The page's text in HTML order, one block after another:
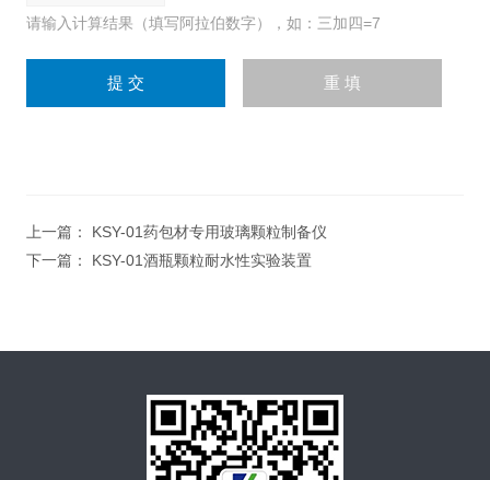
请输入计算结果（填写阿拉伯数字），如：三加四=7
上一篇： KSY-01药包材专用玻璃颗粒制备仪
下一篇： KSY-01酒瓶颗粒耐水性实验装置